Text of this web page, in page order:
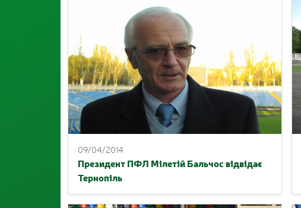
09/04/2014
Президент ПФЛ Мілетій Бальчос відвідає
Тернопіль